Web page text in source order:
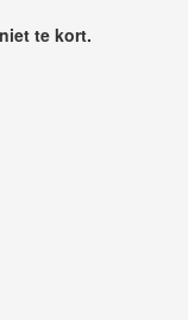
te kort.